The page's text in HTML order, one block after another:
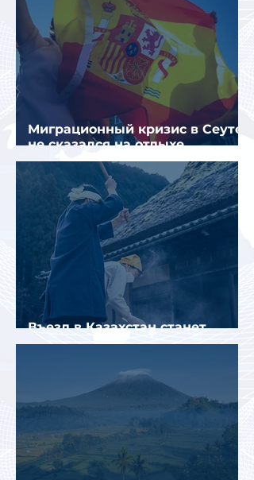
Миграционный кризис в Сеуте
не сказался на отдыхе
российских туристов в Испании
Въезд в Казахстан станет
платным до конца года